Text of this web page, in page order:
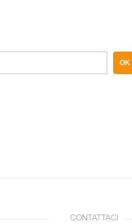
OK
CONTATTACI